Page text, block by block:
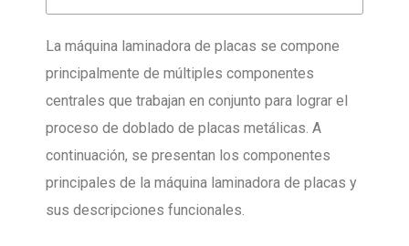
La máquina laminadora de placas se compone
principalmente de múltiples componentes
centrales que trabajan en conjunto para lograr el
proceso de doblado de placas metálicas. A
continuación, se presentan los componentes
principales de la máquina laminadora de placas y
sus descripciones funcionales.